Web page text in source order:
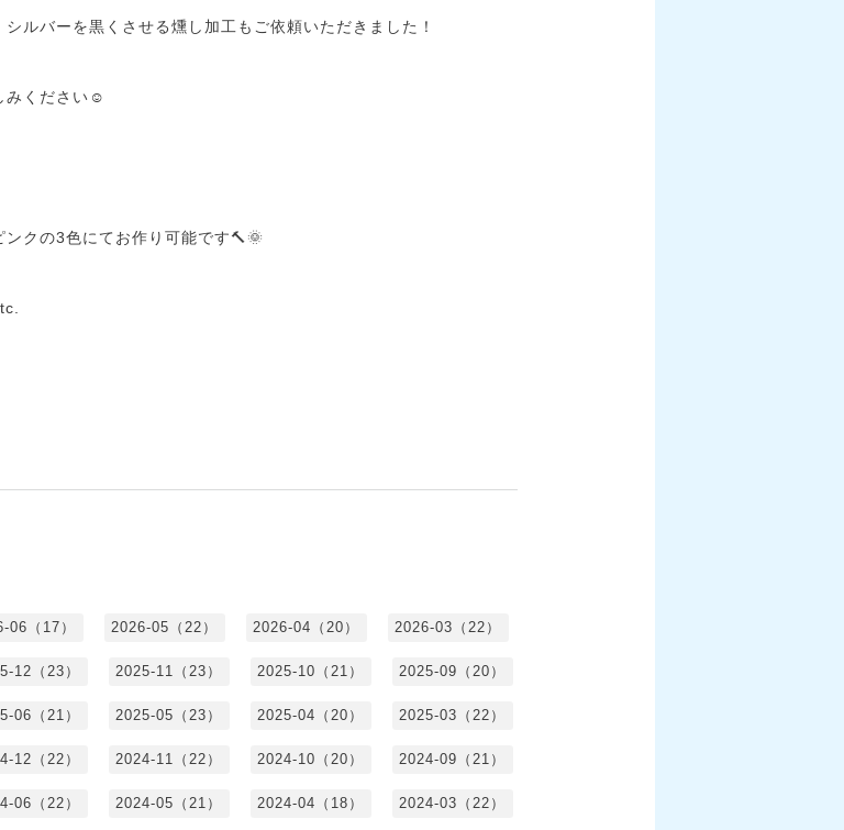
ルバーを黒くさせる燻し加工もご依頼いただきました！
みください☺️
クの3色にてお作り可能です🔨🌞
06（17） 2026-05（22） 2026-04（20） 2026-03（22）
12（23） 2025-11（23） 2025-10（21） 2025-09（20）
06（21） 2025-05（23） 2025-04（20） 2025-03（22）
12（22） 2024-11（22） 2024-10（20） 2024-09（21）
06（22） 2024-05（21） 2024-04（18） 2024-03（22）